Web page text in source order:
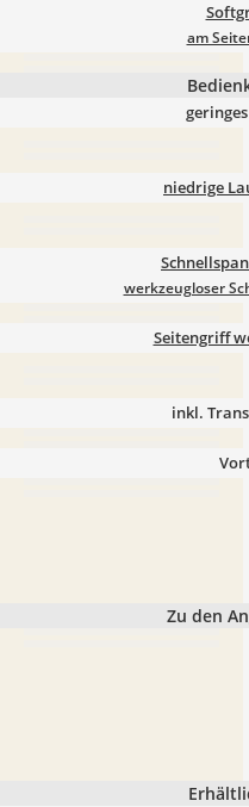
am
niedrige
werkzeugloser
Seitengriff
inkl.
Zu den